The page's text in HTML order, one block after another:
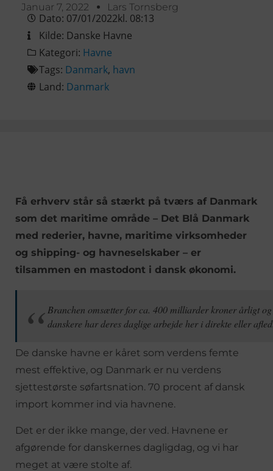
Januar 7, 2022 Lars Tornsberg
Dato: 07/01/2022kl. 08:13
Kilde: Danske Havne
Kategori: Havne
Tags: Danmark, havn
Land: Danmark
Få erhverv står så stærkt på tværs af Danmark
som det maritime område – Det Blå Danmark
med rederier, havne, maritime virksomheder
og shipping- og havneselskaber – er
tilsammen en mastodont i dansk økonomi.
Branchen omsætter for ca. 400 milliarder kroner årligt
danskere har deres daglige arbejde her i direkte eller
De danske havne er kåret som verdens femte
mest effektive, og Danmark er nu verdens
sjettestørste søfartsnation. 70 procent af dansk
import kommer ind via havnene.
Det er der ikke mange, der ved. Havnene er
afgørende for danskernes dagligdag, og vi har
meget at være stolte af.